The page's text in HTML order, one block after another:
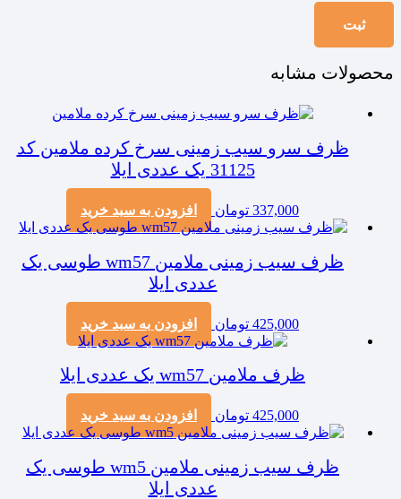
محصولات مشابه
ظرف سرو سیب زمینی سرخ کرده ملامین کد
31125 یک عددی ایلا
337,000 تومان افزودن به سبد خرید
ظرف سیب زمینی ملامین wm57 طوسی یک
عددی ایلا
425,000 تومان افزودن به سبد خرید
ظرف ملامین wm57 یک عددی ایلا
425,000 تومان افزودن به سبد خرید
ظرف سیب زمینی ملامین wm5 طوسی یک
عددی ایلا